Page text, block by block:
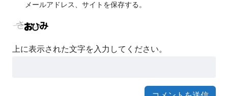
メールアドレス、サイトを保存する。
上に表示された文字を入力してください。